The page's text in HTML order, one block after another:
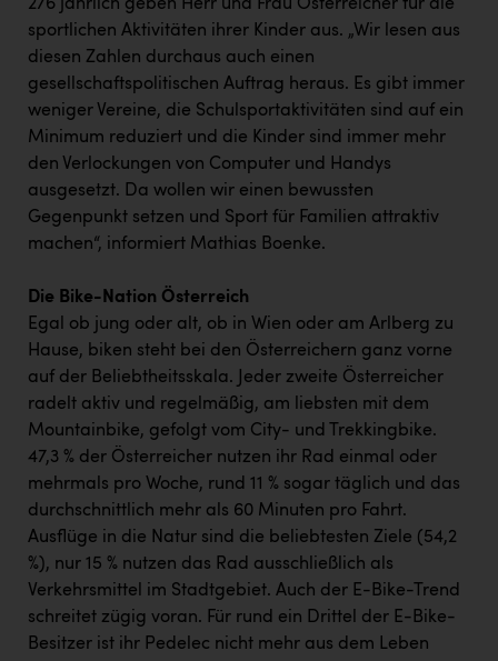
276 jährlich geben Herr und Frau Österreicher für die
sportlichen Aktivitäten ihrer Kinder aus. „Wir lesen aus
diesen Zahlen durchaus auch einen
gesellschaftspolitischen Auftrag heraus. Es gibt immer
weniger Vereine, die Schulsportaktivitäten sind auf ein
Minimum reduziert und die Kinder sind immer mehr
den Verlockungen von Computer und Handys
ausgesetzt. Da wollen wir einen bewussten
Gegenpunkt setzen und Sport für Familien attraktiv
machen“, informiert Mathias Boenke.
Die Bike-Nation Österreich
Egal ob jung oder alt, ob in Wien oder am Arlberg zu
Hause, biken steht bei den Österreichern ganz vorne
auf der Beliebtheitsskala. Jeder zweite Österreicher
radelt aktiv und regelmäßig, am liebsten mit dem
Mountainbike, gefolgt vom City- und Trekkingbike.
47,3 % der Österreicher nutzen ihr Rad einmal oder
mehrmals pro Woche, rund 11 % sogar täglich und das
durchschnittlich mehr als 60 Minuten pro Fahrt.
Ausflüge in die Natur sind die beliebtesten Ziele (54,2
%), nur 15 % nutzen das Rad ausschließlich als
Verkehrsmittel im Stadtgebiet. Auch der E-Bike-Trend
schreitet zügig voran. Für rund ein Drittel der E-Bike-
Besitzer ist ihr Pedelec nicht mehr aus dem Leben